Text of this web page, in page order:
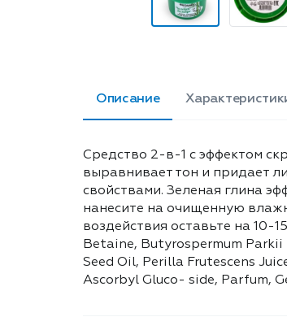
Описание
Средство 2-в-1 с эффектом
выравнивает тон и придает
свойствами. Зеленая глина
нанесите на очищенную
воздействия оставьте на 10-
Betaine, Butyrospermum
Seed Oil, Perilla Frutescens
Ascorbyl Gluco- side, Parfum,